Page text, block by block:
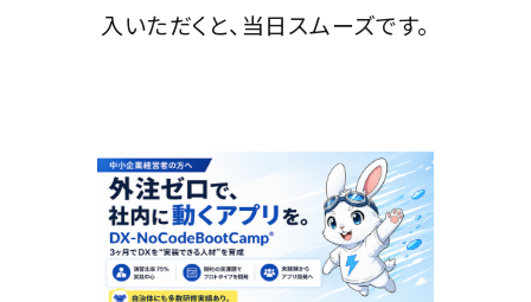
入いただくと、当日スムーズです。